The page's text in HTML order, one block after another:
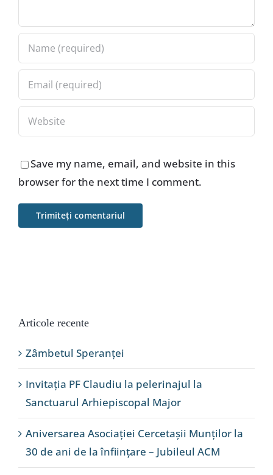
Save my name, email, and website in this
browser for the next time I comment.
Articole recente
Zâmbetul Speranței
Invitația PF Claudiu la pelerinajul la
Sanctuarul Arhiepiscopal Major
Aniversarea Asociației Cercetașii Munților la
30 de ani de la înființare – Jubileul ACM